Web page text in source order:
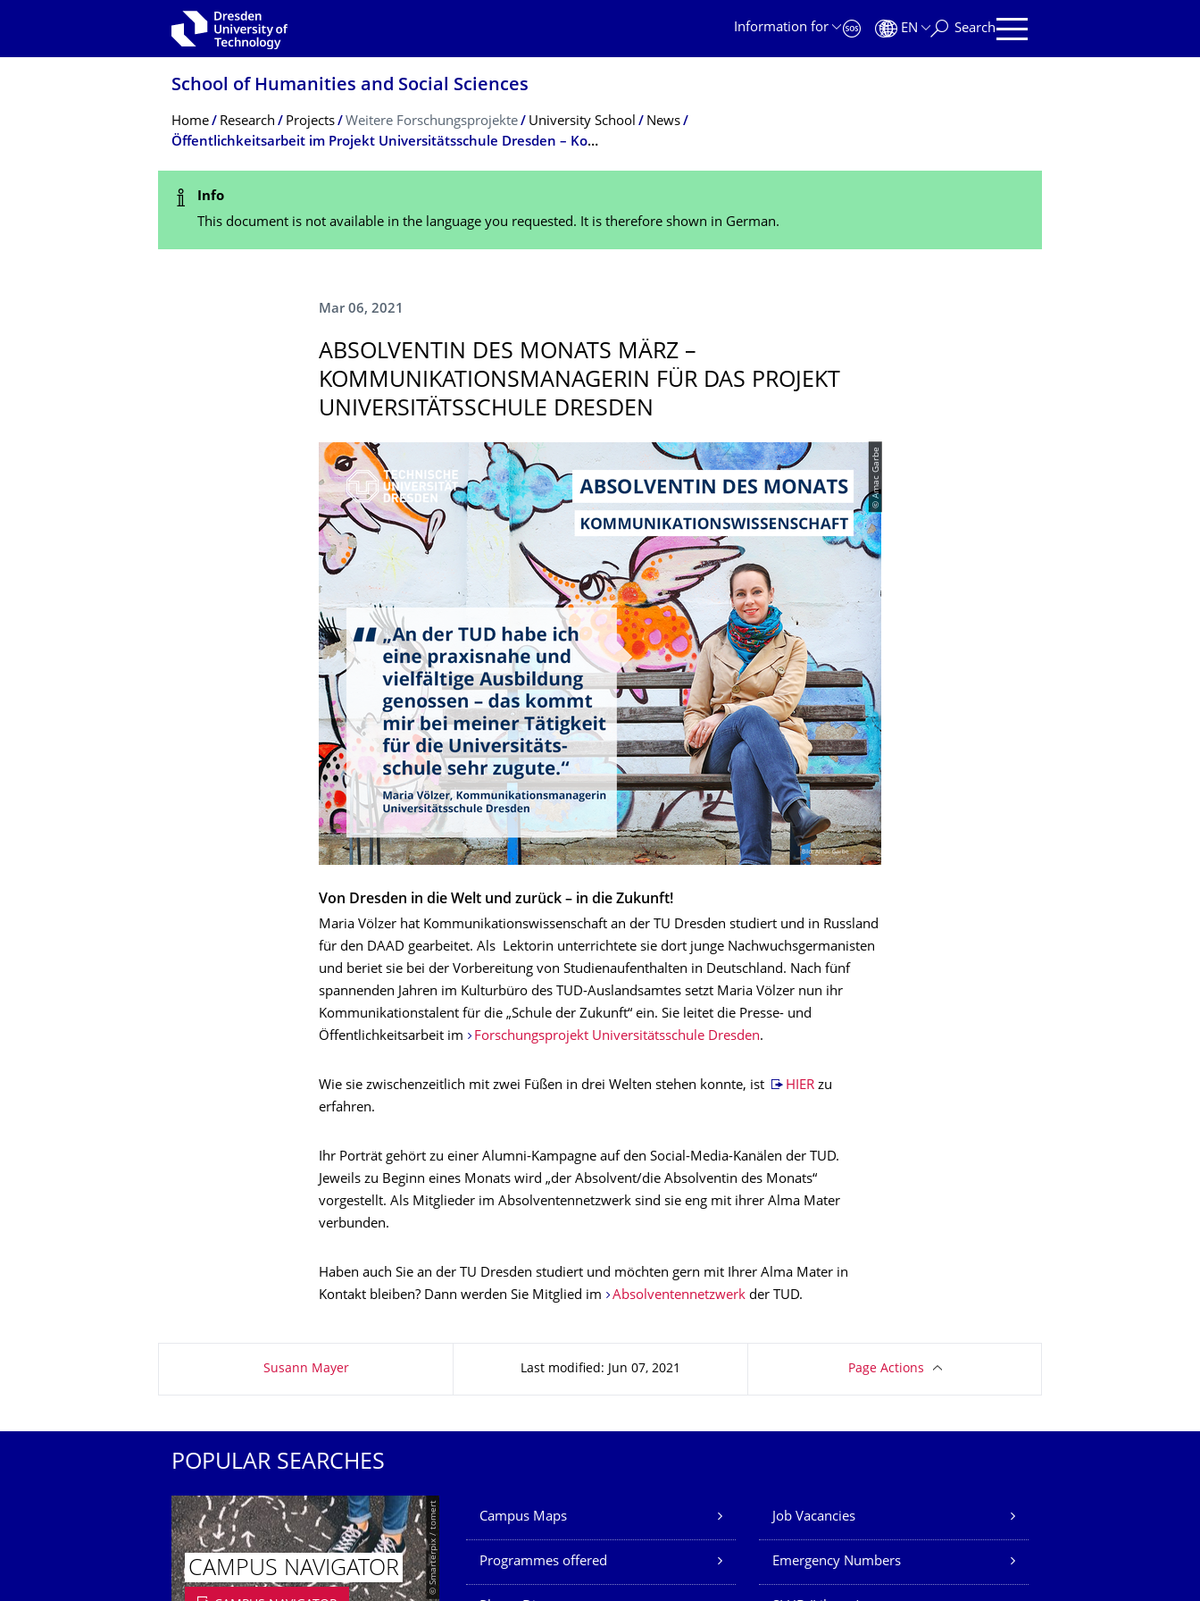
Information for
EN Search
School of Humanities and Social Sciences
Breadcrumb Menu
Home Research Projects Weitere Forschungsprojekte University School
News
Öffentlichkeitsarbeit im Projekt Uni­ver­sitäts­schule Dresden – Kommunikationswissen­schaftlerin ist Absolventin des Monats März
Status Message
Info
This document is not available in the language you requested. It is therefore shown in German.
Mar 06, 2021
ABSOLVENTIN DES MONATS MÄRZ –
KOMMUNIKATIONS­MANAGERIN FÜR DAS PROJEKT
UNI­VERSITÄTSSCHULE DRESDEN
© Amac Garbe
Von Dresden in die Welt und zurück – in die Zukunft!
Maria Völzer hat Kommunikationswissenschaft an der TU Dresden studiert und in Russland
für den DAAD gearbeitet. Als Lektorin unterrichtete sie dort junge Nachwuchsgermanisten
und beriet sie bei der Vorbereitung von Studienaufenthalten in Deutschland. Nach fünf
spannenden Jahren im Kulturbüro des TUD-Auslandsamtes setzt Maria Völzer nun ihr
Kommunikationstalent für die „Schule der Zukunft“ ein. Sie leitet die Presse- und
Öffentlichkeitsarbeit im
Forschungsprojekt Universitätsschule Dresden.
Wie sie zwischenzeitlich mit zwei Füßen in drei Welten stehen konnte, ist HIERzu
erfahren.
Ihr Porträt gehört zu einer Alumni-Kampagne auf den Social-Media-Kanälen der TUD.
Jeweils zu Beginn eines Monats wird „der Absolvent/die Absolventin des Monats“
vorgestellt. Als Mitglieder im Absolventennetzwerk sind sie eng mit ihrer Alma Mater
verbunden.
Haben auch Sie an der TU Dresden studiert und möchten gern mit Ihrer Alma Mater in
Kontakt bleiben? Dann werden Sie Mitglied im
Absolventennetzwerkder TUD.
Susann Mayer Last modified: Jun 07, 2021 Page Actions
POPULAR SEARCHES
© Smarterpix / tomert
CAMPUS NAVIGATOR
Our Services
Campus Maps Job Vacancies
Programmes offered Emergency Numbers